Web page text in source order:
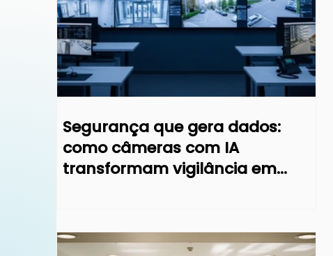
Monitoramento de idosos chatbot
Tela interativa Gestão de pessoas
câmeras câmeras com ia
Segurança que gera dados:
como câmeras com IA
transformam vigilância em